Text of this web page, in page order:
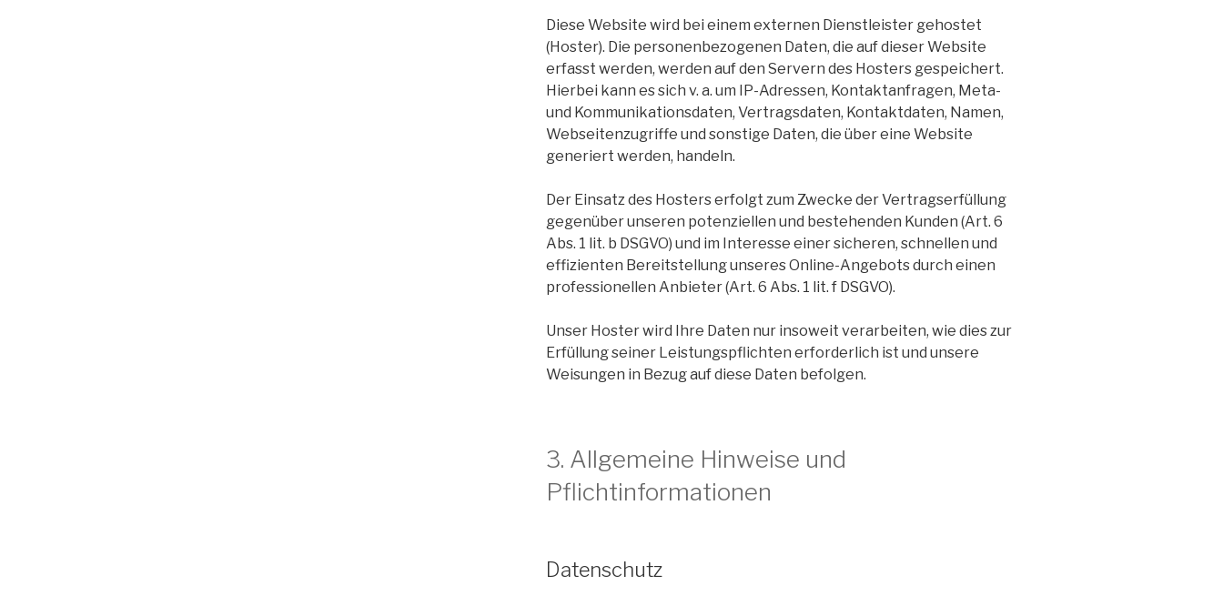
Diese Website wird bei einem externen Dienstleister gehostet
(Hoster). Die personenbezogenen Daten, die auf dieser Website
erfasst werden, werden auf den Servern des Hosters gespeichert.
Hierbei kann es sich v. a. um IP-Adressen, Kontaktanfragen, Meta-
und Kommunikationsdaten, Vertragsdaten, Kontaktdaten, Namen,
Webseitenzugriffe und sonstige Daten, die über eine Website
generiert werden, handeln.
Der Einsatz des Hosters erfolgt zum Zwecke der Vertragserfüllung
gegenüber unseren potenziellen und bestehenden Kunden (Art. 6
Abs. 1 lit. b DSGVO) und im Interesse einer sicheren, schnellen und
effizienten Bereitstellung unseres Online-Angebots durch einen
professionellen Anbieter (Art. 6 Abs. 1 lit. f DSGVO).
Unser Hoster wird Ihre Daten nur insoweit verarbeiten, wie dies zur
Erfüllung seiner Leistungspflichten erforderlich ist und unsere
Weisungen in Bezug auf diese Daten befolgen.
3. Allgemeine Hinweise und
Pflichtinformationen
Datenschutz